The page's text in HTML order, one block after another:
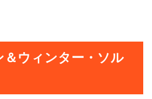
＆ウィンター・ソル